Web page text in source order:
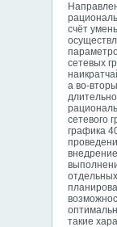
счёт
сетевых
а во-
сетевого
графика
такие